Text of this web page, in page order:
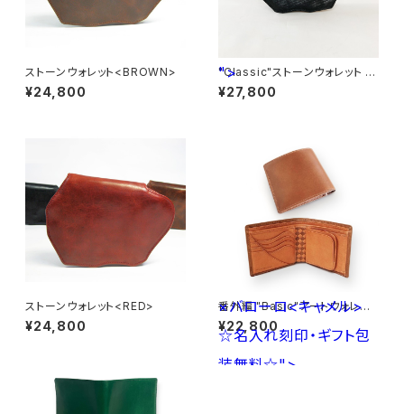
ストーンウォレット<BROWN>
¥24,800
">
"Classic"ストーンウォレット 英
国産ブライドルレザー×国内産
仔牛革<BLACK>
¥27,800
ストーンウォレット<RED>
¥24,800
×バローロ<キャメル>
☆名入れ刻印・ギフト包
装無料☆">
番外編 "Basic"アートウォレット
ブッテーロ<ベージュ>×バロー
ロ<キャメル> ☆名入れ刻印・ギ
フト包装無料☆
¥22,800